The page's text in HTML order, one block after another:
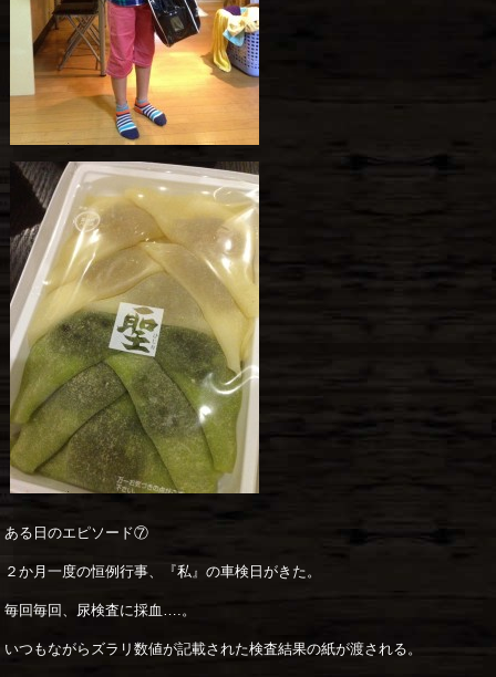
ある日のエピソード⑦
２か月一度の恒例行事、『私』の車検日がきた。
毎回毎回、尿検査に採血….。
いつもながらズラリ数値が記載された検査結果の紙が渡される。